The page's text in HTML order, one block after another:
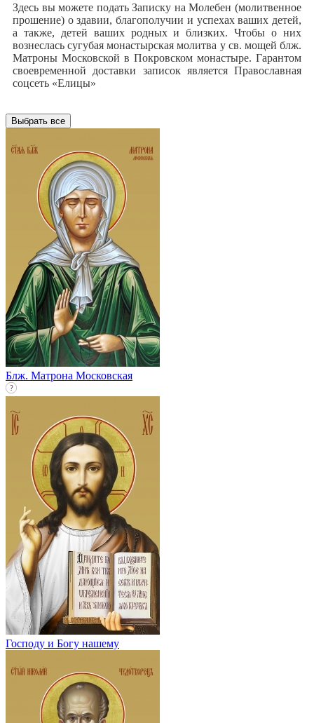
Здесь вы можете подать Записку на Молебен (молитвенное
прошение) о здавии, благополучии и успехах ваших детей,
а также, детей ваших родных и близких. Чтобы о них
вознеслась сугубая монастырская молитва у св. мощей блж.
Матроны Московской в Покровском монастыре. Гарантом
своевременной доставки записок является Православная
соцсеть «Елицы»
Выбрать все
Блж. Матрона Московская
Господу и Богу нашему